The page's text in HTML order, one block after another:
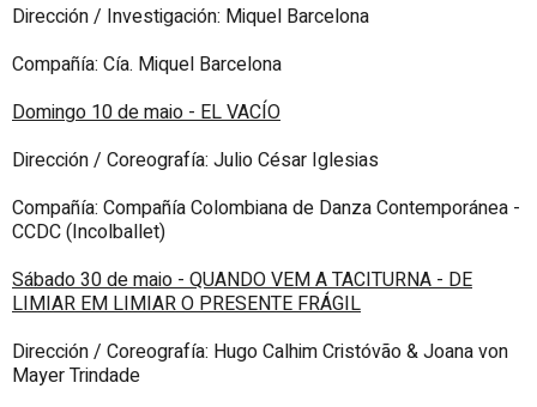
Dirección / Investigación: Miquel Barcelona
Compañía: Cía. Miquel Barcelona
Domingo 10 de maio - EL VACÍO
Dirección / Coreografía: Julio César Iglesias
Compañía: Compañía Colombiana de Danza Contemporánea -
CCDC (Incolballet)
Sábado 30 de maio - QUANDO VEM A TACITURNA - DE
LIMIAR EM LIMIAR O PRESENTE FRÁGIL
Dirección / Coreografía: Hugo Calhim Cristóvão & Joana von
Mayer Trindade